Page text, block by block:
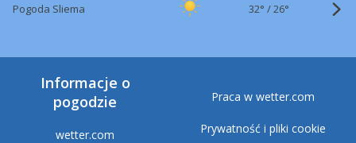
Pogoda Sliema 32° /26°
Informacje o
pogodzie
wetter.com
Praca w wetter.com
Prywatność i pliki cookie